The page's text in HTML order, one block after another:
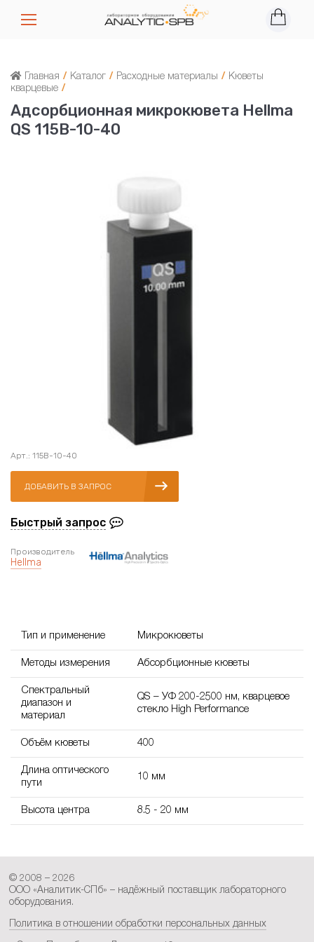
Главная / Каталог / Расходные материалы / Кюветы
кварцевые /
Адсорбционная микрокювета Hellma
QS 115B-10-40
Арт.: 115B-10-40
ДОБАВИТЬ В ЗАПРОС
Быстрый запрос
Производитель
Hellma
Тип и применение Микрокюветы
Методы измерения Абсорбционные кюветы
Спектральный
диапазон и
материал
QS – УФ 200-2500 нм, кварцевое
стекло High Performance
Объём кюветы 400
Длина оптического
пути
10 мм
Высота центра 8.5 - 20 мм
© 2008 – 2026
ООО «Аналитик-СПб» – надёжный поставщик лабораторного
оборудования.
Политика в отношении обработки персональных данных